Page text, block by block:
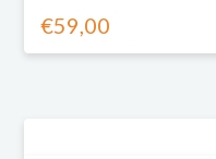
op
de
Deze
optie
€59,00
Dit